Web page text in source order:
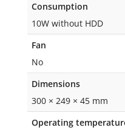
Consumption
10W without HDD
Fan
No
Dimensions
300 × 249 × 45 mm
Operating